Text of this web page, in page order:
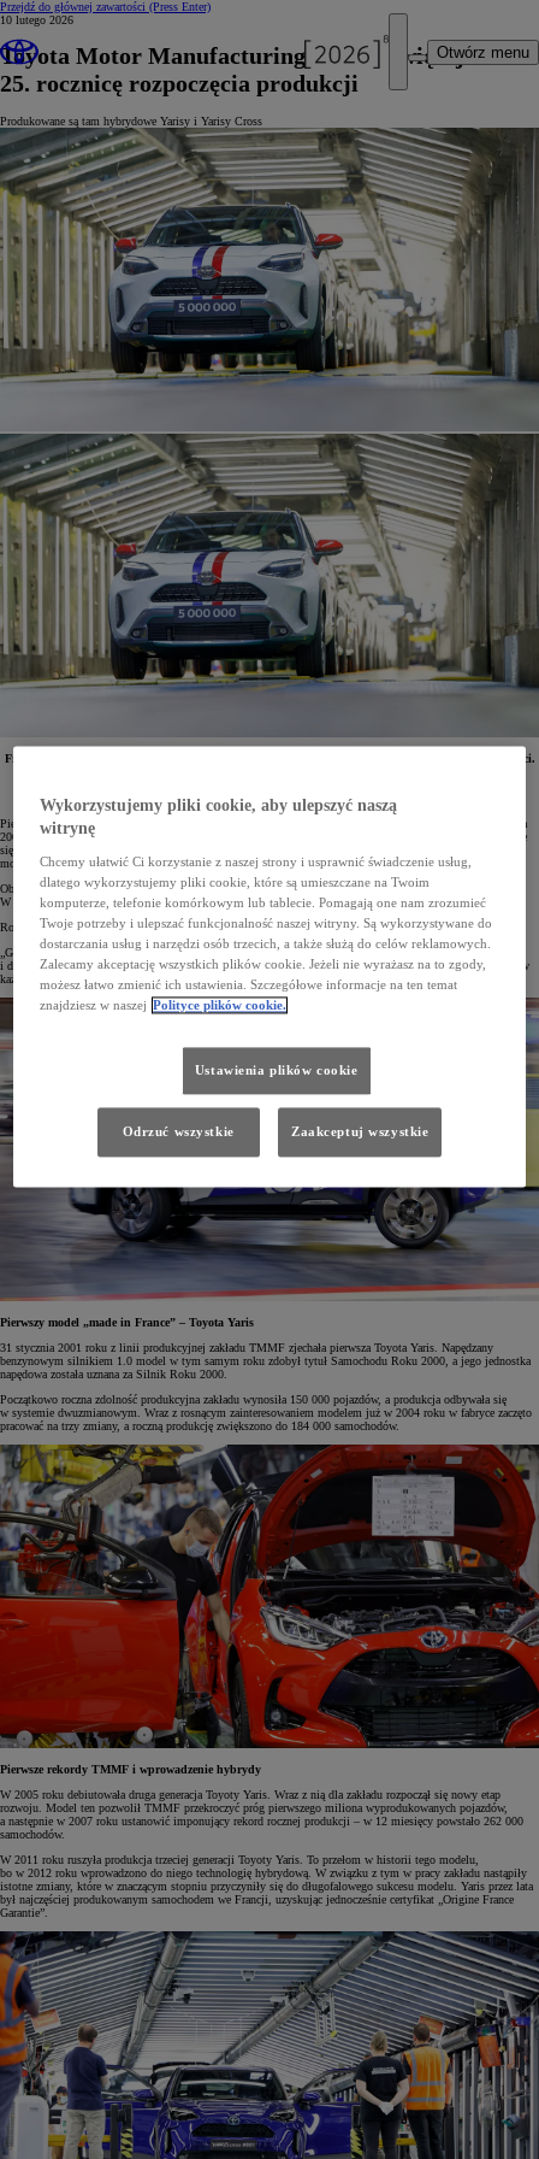
Przejdź do głównej zawartości (Press Enter)
Otwórz menu
10 lutego 2026
Toyota Motor Manufacturing France świętuje
25. rocznicę rozpoczęcia produkcji
Produkowane są tam hybrydowe Yarisy i Yarisy Cross
Francuska fabryka Toyota Motor Manufacturing France (TMMF) świętuje 25-lecie swojej działalności.
wyprodukowanych samochodów.
Pierwsza Toyota Yaris „made in France” wyjechała z zakładu Toyota Motor Manufacturing France 31 stycznia
2001 roku. Od tego czasu minęło już ponad 25 lat. W tym czasie zlokalizowana w Valenciennes fabryka stale
się rozwijała i raz za razem potwierdzała swoją kluczową rolę we francuskim oraz europejskim przemyśle
motoryzacyjnym.
Obecnie w zakładach zatrudnionych jest 5000 osób, a dzienna produkcja wynosi do 1250 pojazdów.
W 2025 roku w TMMF wyprodukowano rekordowe 283 465 samochodów Toyoty.
Rodolphe Delaunay, prezes i dyrektor generalny TMMF, tak o tym mówił:
„Gdy w 2001 roku rozpoczynaliśmy działalność, pracowało tu 2000 osób w systemie dwuzmianowym
i dziennie produkowaliśmy nieco ponad 400 egzemplarzy Yarisa. Teraz wytwarzamy nawet 1250 samochodów
każdego dnia, zatrudnienie wzrosło do 5000 osób, które pracują w systemie trójzmianowym”.
Pierwszy model „made in France” – Toyota Yaris
31 stycznia 2001 roku z linii produkcyjnej zakładu TMMF zjechała pierwsza Toyota Yaris. Napędzany
benzynowym silnikiem 1.0 model w tym samym roku zdobył tytuł Samochodu Roku 2000, a jego jednostka
napędowa została uznana za Silnik Roku 2000.
Początkowo roczna zdolność produkcyjna zakładu wynosiła 150 000 pojazdów, a produkcja odbywała się
w systemie dwuzmianowym. Wraz z rosnącym zainteresowaniem modelem już w 2004 roku w fabryce zaczęto
pracować na trzy zmiany, a roczną produkcję zwiększono do 184 000 samochodów.
Pierwsze rekordy TMMF i wprowadzenie hybrydy
W 2005 roku debiutowała druga generacja Toyoty Yaris. Wraz z nią dla zakładu rozpoczął się nowy etap
rozwoju. Model ten pozwolił TMMF przekroczyć próg pierwszego miliona wyprodukowanych pojazdów,
a następnie w 2007 roku ustanowić imponujący rekord rocznej produkcji – w 12 miesięcy powstało 262 000
samochodów.
W 2011 roku ruszyła produkcja trzeciej generacji Toyoty Yaris. To przełom w historii tego modelu,
bo w 2012 roku wprowadzono do niego technologię hybrydową. W związku z tym w pracy zakładu nastąpiły
istotne zmiany, które w znaczącym stopniu przyczyniły się do długofalowego sukcesu modelu. Yaris przez lata
był najczęściej produkowanym samochodem we Francji, uzyskując jednocześnie certyfikat „Origine France
Garantie”.
Wykorzystujemy pliki cookie, aby ulepszyć naszą
witrynę
Chcemy ułatwić Ci korzystanie z naszej strony i usprawnić świadczenie usług,
dlatego wykorzystujemy pliki cookie, które są umieszczane na Twoim
komputerze, telefonie komórkowym lub tablecie. Pomagają one nam zrozumieć
Twoje potrzeby i ulepszać funkcjonalność naszej witryny. Są wykorzystywane do
dostarczania usług i narzędzi osób trzecich, a także służą do celów reklamowych.
Zalecamy akceptację wszystkich plików cookie. Jeżeli nie wyrażasz na to zgody,
możesz łatwo zmienić ich ustawienia. Szczegółowe informacje na ten temat
znajdziesz w naszej Polityce plików cookie.
Ustawienia plików cookie
Odrzuć wszystkie Zaakceptuj wszystkie